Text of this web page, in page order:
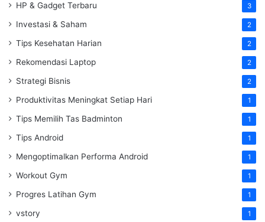
HP & Gadget Terbaru 3
Investasi & Saham 2
Tips Kesehatan Harian 2
Rekomendasi Laptop 2
Strategi Bisnis 2
Produktivitas Meningkat Setiap Hari 1
Tips Memilih Tas Badminton 1
Tips Android 1
Mengoptimalkan Performa Android 1
Workout Gym 1
Progres Latihan Gym 1
vstory 1